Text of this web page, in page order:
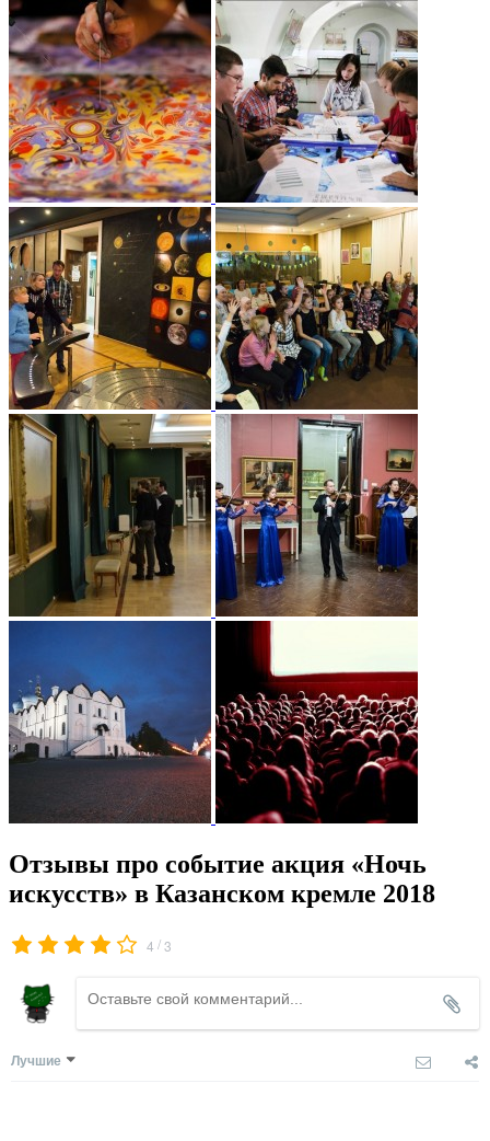
Отзывы про событие акция «Ночь
искусств» в Казанском кремле 2018
4 /3
Лучшие